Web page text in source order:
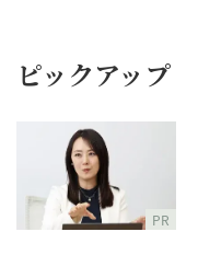
ピックアップ
PR